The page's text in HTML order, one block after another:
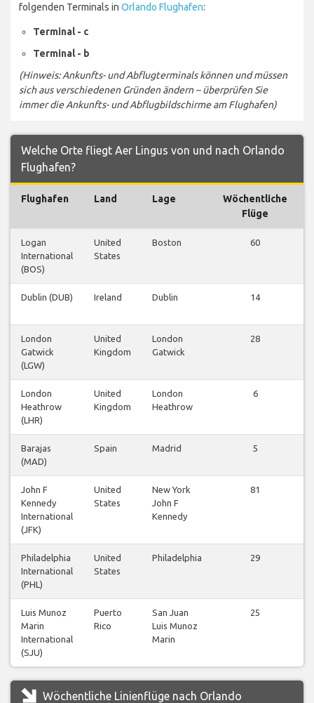
folgenden Terminals in Orlando Flughafen:
Terminal - c
Terminal - b
(Hinweis: Ankunfts- und Abflugterminals können und müssen
sich aus verschiedenen Gründen ändern – überprüfen Sie
immer die Ankunfts- und Abflugbildschirme am Flughafen)
Welche Orte fliegt Aer Lingus von und nach Orlando
Flughafen?
Flughafen Land Lage
Wöchentliche
Flüge
Logan
International
(BOS)
United
States
Boston
60
Dublin (DUB) Ireland Dublin
14
London
Gatwick
(LGW)
United
Kingdom
London
Gatwick
28
London
Heathrow
(LHR)
United
Kingdom
London
Heathrow
6
Barajas
(MAD)
Spain Madrid
5
John F
Kennedy
International
(JFK)
United
States
New York
John F
Kennedy
81
Philadelphia
International
(PHL)
United
States
Philadelphia
29
Luis Munoz
Marin
International
(SJU)
Puerto
Rico
San Juan
Luis Munoz
Marin
25
Wöchentliche Linienflüge nach Orlando